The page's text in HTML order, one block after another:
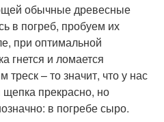
обычные древесные
в погреб, пробуем их
при оптимальной
гнется и ломается
– то значит, что у нас
прекрасно, но
в погребе сыро.